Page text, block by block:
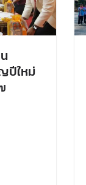
ปีใหม่